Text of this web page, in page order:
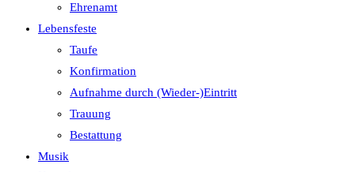
Ehrenamt
Lebensfeste
Taufe
Konfirmation
Aufnahme durch (Wieder-)Eintritt
Trauung
Bestattung
Musik